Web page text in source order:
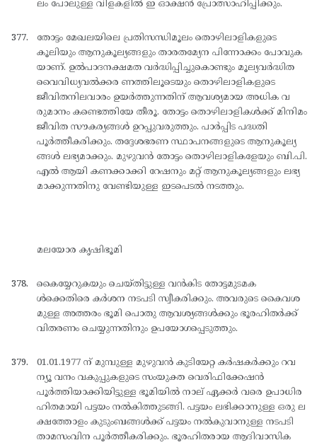
ലം പോലുള്ള വിളകളില്‍ ഇ ഓക്ഷന്‍ പ്രോത്സാഹിപ്പിക്കും.
തോട്ടം മേഖലയിലെ പ്രതിസന്ധിമൂലം തൊഴിലാളികളുടെ
കൂലിയും ആനുകൂല്യങ്ങളും താരതമ്യേന പിന്നോക്കം പോവുക
യാണ്. ഉല്‍പാദനക്ഷമത വര്‍ദ്ധിപ്പിച്ചുകൊണ്ടും മൂല്യവര്‍ദ്ധിത
വൈവിധ്യവല്‍ക്കര ണത്തിലൂടെയും തൊഴിലാളികളുടെ
ജീവിതനിലവാരം ഉയര്‍ത്തുന്നതിന് ആവശ്യമായ അധിക വ
രുമാനം കണ്ടെത്തിയേ തീരൂ. തോട്ടം തൊഴിലാളികള്‍ക്ക് മിനിമം
ജീവിത സൗകര്യങ്ങള്‍ ഉറപ്പുവരുത്തും. പാര്‍പ്പിട പദ്ധതി
പൂര്‍ത്തീകരിക്കും. തദ്ദേശഭരണ സ്ഥാപനങ്ങളുടെ ആനുകൂല്യ
ങ്ങള്‍ ലഭ്യമാക്കും. മുഴുവന്‍ തോട്ടം തൊഴിലാളികളേയും ബി.പി.
എല്‍ ആയി കണക്കാക്കി റേഷനും മറ്റ് ആനുകൂല്യങ്ങളും ലഭ്യ
മാക്കുന്നതിനു വേണ്ടിയുള്ള ഇടപെടല്‍ നടത്തും.
മലയോര കൃഷിഭൂമി
കൈയ്യേറുകയും ചെയ്തിട്ടുള്ള വന്‍കിട തോട്ടമുടമക
ള്‍ക്കെതിരെ കര്‍ശന നടപടി സ്വീകരിക്കും. അവരുടെ കൈവശ
മുള്ള അത്തരം ഭൂമി പൊതു ആവശ്യങ്ങള്‍ക്കും ഭൂരഹിതര്‍ക്ക്
വിതരണം ചെയ്യുന്നതിനും ഉപയോഗപ്പെടുത്തും.
01.01.1977 ന് മുമ്പുള്ള മുഴുവന്‍ കുടിയേറ്റ കര്‍ഷകര്‍ക്കും റവ
ന്യൂ വനം വകുപ്പുകളുടെ സംയുക്ത വെരിഫിക്കേഷന്‍
പൂര്‍ത്തിയാക്കിയിട്ടുള്ള ഭൂമിയില്‍ നാല് ഏക്കര്‍ വരെ ഉപാധിര
ഹിതമായി പട്ടയം നല്‍കിത്തുടങ്ങി. പട്ടയം ലഭിക്കാനുള്ള ഒരു ല
ക്ഷത്തോളം കുടുംബങ്ങള്‍ക്ക് പട്ടയം നല്‍കുവാനുള്ള നടപടി
താമസംവിന പൂര്‍ത്തീകരിക്കും. ഭൂരഹിതരായ ആദിവാസിക